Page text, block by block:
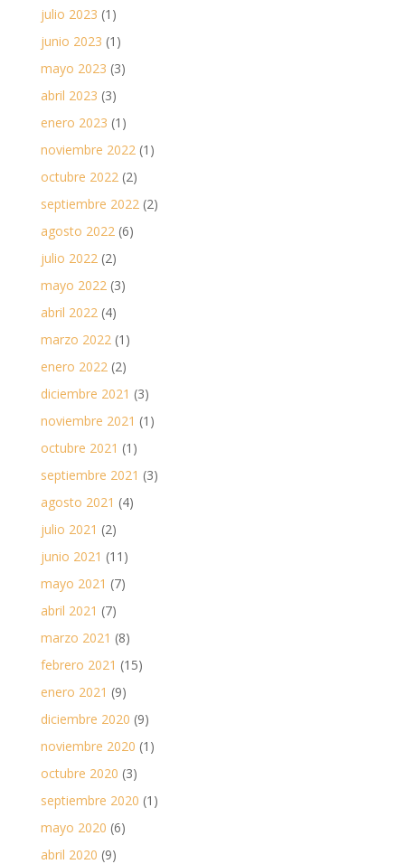
julio 2023 (1)
junio 2023 (1)
mayo 2023 (3)
abril 2023 (3)
enero 2023 (1)
noviembre 2022 (1)
octubre 2022 (2)
septiembre 2022 (2)
agosto 2022 (6)
julio 2022 (2)
mayo 2022 (3)
abril 2022 (4)
marzo 2022 (1)
enero 2022 (2)
diciembre 2021 (3)
noviembre 2021 (1)
octubre 2021 (1)
septiembre 2021 (3)
agosto 2021 (4)
julio 2021 (2)
junio 2021 (11)
mayo 2021 (7)
abril 2021 (7)
marzo 2021 (8)
febrero 2021 (15)
enero 2021 (9)
diciembre 2020 (9)
noviembre 2020 (1)
octubre 2020 (3)
septiembre 2020 (1)
mayo 2020 (6)
abril 2020 (9)